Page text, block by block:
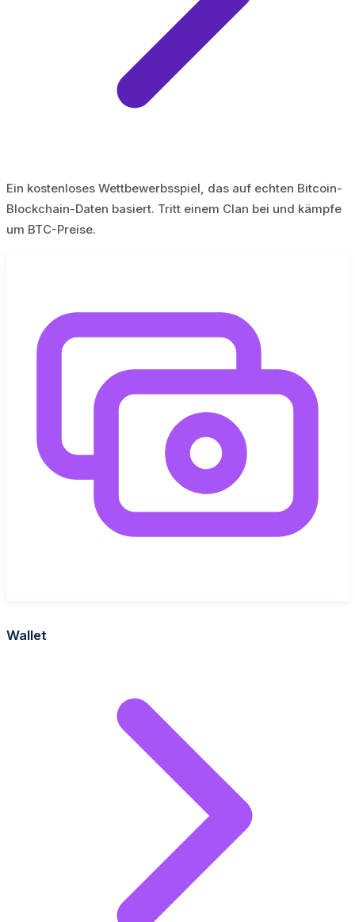
Ein kostenloses Wettbewerbsspiel, das auf echten Bitcoin-
Blockchain-Daten basiert. Tritt einem Clan bei und kämpfe
um BTC-Preise.
Wallet